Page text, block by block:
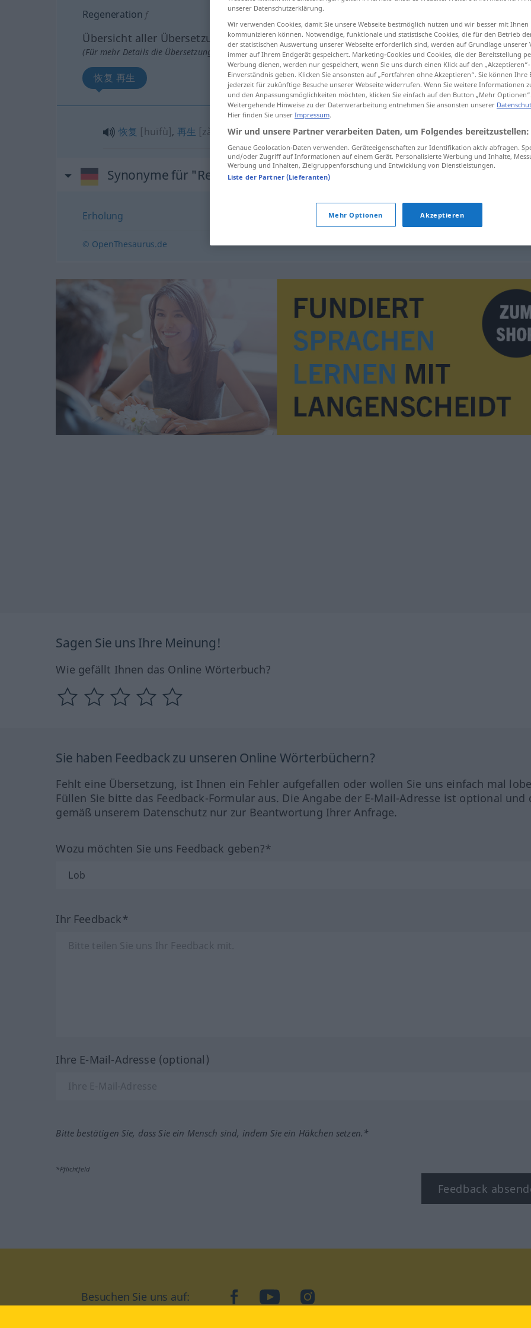
Regeneration f
Übersicht aller Übersetzungen
(Für mehr Details die Übersetzung anklicken/antippen)
恢复 再生
恢复 [huīfù], 再生 [zàishēng] Regeneration
Synonyme für "Regeneration"
Erholung
© OpenThesaurus.de
Sagen Sie uns Ihre Meinung!
Wie gefällt Ihnen das Online Wörterbuch?
Sie haben Feedback zu unseren Online Wörterbüchern?
Fehlt eine Übersetzung, ist Ihnen ein Fehler aufgefallen oder wollen Sie uns einfach mal
Füllen Sie bitte das Feedback-Formular aus. Die Angabe der E-Mail-Adresse ist optional und
gemäß unserem Datenschutz nur zur Beantwortung Ihrer Anfrage.
Wozu möchten Sie uns Feedback geben?*
Ihr Feedback*
Ihre E-Mail-Adresse (optional)
Bitte bestätigen Sie, dass Sie ein Mensch sind, indem Sie ein Häkchen setzen.*
*Pflichtfeld
Feedback
Besuchen Sie uns auf: facebookYouTubeInstagram
unserer Datenschutzerklärung.
Wir verwenden Cookies, damit Sie unsere Webseite bestmöglich nutzen und wir besser mit Ihnen
kommunizieren können. Notwendige, funktionale und statistische Cookies, die für den Betrieb
der statistischen Auswertung unserer Webseite erforderlich sind, werden auf Grundlage unserer
immer auf Ihrem Endgerät gespeichert. Marketing-Cookies und Cookies, die der Bereitstellung
Werbung dienen, werden nur gespeichert, wenn Sie uns durch einen Klick auf den
Einverständnis geben. Klicken Sie ansonsten auf „Fortfahren ohne Akzeptieren“. Sie können
jederzeit für zukünftige Besuche unserer Webseite widerrufen. Wenn Sie weitere Informationen
und den Anpassungsmöglichkeiten möchten, klicken Sie einfach auf den Button „Mehr
Weitergehende Hinweise zu der Datenverarbeitung entnehmen Sie ansonsten unserer
Hier finden Sie unser Impressum.
Wir und unsere Partner verarbeiten Daten, um Folgendes bereitzustellen:
Genaue Geolocation-Daten verwenden. Geräteeigenschaften zur Identifikation aktiv abfragen.
und/oder Zugriff auf Informationen auf einem Gerät. Personalisierte Werbung und Inhalte,
Werbung und Inhalten, Zielgruppenforschung und Entwicklung von Dienstleistungen.
Liste der Partner (Lieferanten)
Mehr Optionen Akzeptieren